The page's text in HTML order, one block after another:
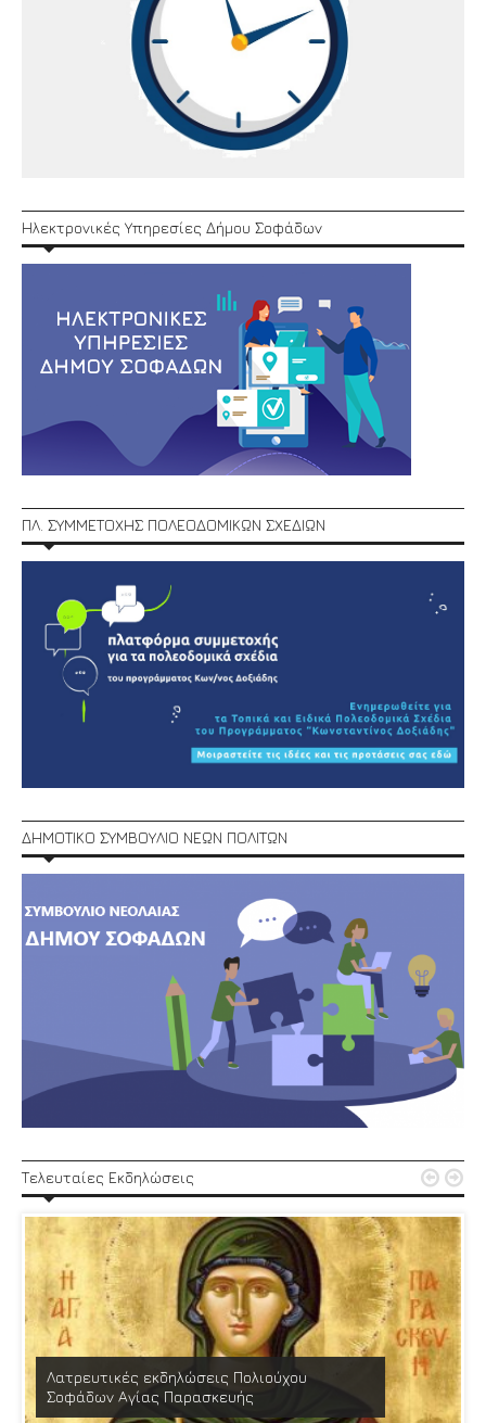
Ηλεκτρονικές Υπηρεσίες Δήμου Σοφάδων
ΠΛ. ΣΥΜΜΕΤΟΧΗΣ ΠΟΛΕΟΔΟΜΙΚΩΝ ΣΧΕΔΙΩΝ
ΔΗΜΟΤΙΚΟ ΣΥΜΒΟΥΛΙΟ ΝΕΩΝ ΠΟΛΙΤΩΝ
Τελευταίες Εκδηλώσεις
Λατρευτικές εκδηλώσεις Πολιούχου
Σοφάδων Αγίας Παρασκευής
 